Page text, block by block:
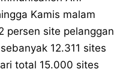
Kamis malam
persen site pelanggan
12.311 sites
total 15.000 sites